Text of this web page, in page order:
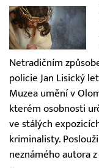
Netradičním
policie Jan Lisický
Muzea umění v
kterém osobnosti
ve stálých
kriminalisty.
neznámého autora